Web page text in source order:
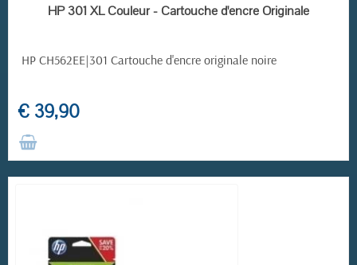
RUPTURE DE STOCK
HP 301 XL Couleur - Cartouche d'encre Originale
HP CH562EE|301 Cartouche d'encre originale noire
€ 39,90